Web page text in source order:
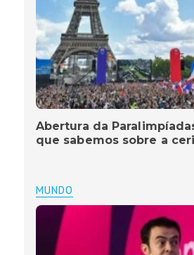
Abertura da
que sabemos sobre a
MUNDO